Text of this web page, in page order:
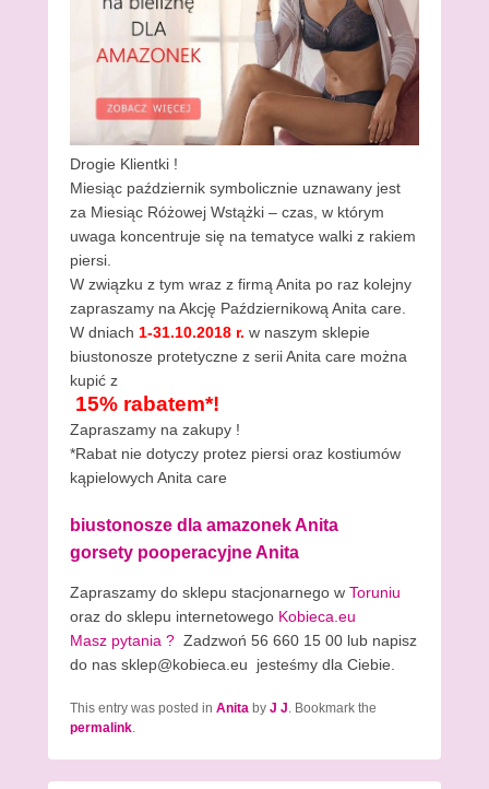
Drogie Klientki !
Miesiąc październik symbolicznie uznawany jest
za Miesiąc Różowej Wstążki – czas, w którym
uwaga koncentruje się na tematyce walki z rakiem
piersi.
W związku z tym wraz z firmą Anita po raz kolejny
zapraszamy na Akcję Październikową Anita care.
W dniach 1-31.10.2018 r. w naszym sklepie
biustonosze protetyczne z serii Anita care można
kupić z
15% rabatem*!
Zapraszamy na zakupy !
*Rabat nie dotyczy protez piersi oraz kostiumów
kąpielowych Anita care
biustonosze dla amazonek Anita
gorsety pooperacyjne Anita
Zapraszamy do sklepu stacjonarnego w Toruniu
oraz do sklepu internetowego Kobieca.eu
Masz pytania ? Zadzwoń 56 660 15 00 lub napisz
do nas sklep@kobieca.eu jesteśmy dla Ciebie.
This entry was posted in Anita by J J. Bookmark the
permalink.